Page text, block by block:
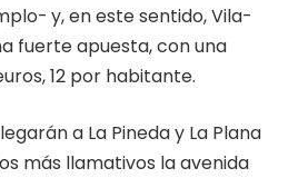
y, en este sentido, Vila-
fuerte apuesta, con una
12 por habitante.
a La Pineda y La Plana
más llamativos la avenida